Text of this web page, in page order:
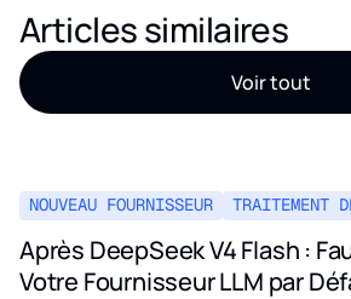
Articles similaires
Voir tout
NOUVEAU FOURNISSEUR TRAITEMENT
Après DeepSeek V4 Flash :
Votre Fournisseur LLM par